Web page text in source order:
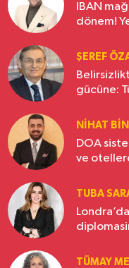
IBAN
dönem!
ŞEREF
gücüne:
NIHAT
DOA
ve
TUBA
TÜMAY